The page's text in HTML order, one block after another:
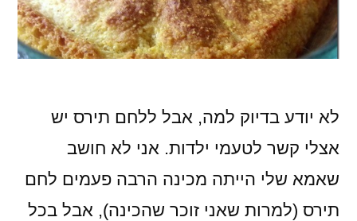
לא יודע בדיוק למה, אבל ללחם תירס יש
אצלי קשר לטעמי ילדות. אני לא חושב
שאמא שלי הייתה מכינה הרבה פעמים לחם
תירס (למרות שאני זוכר שהכינה), אבל בכל